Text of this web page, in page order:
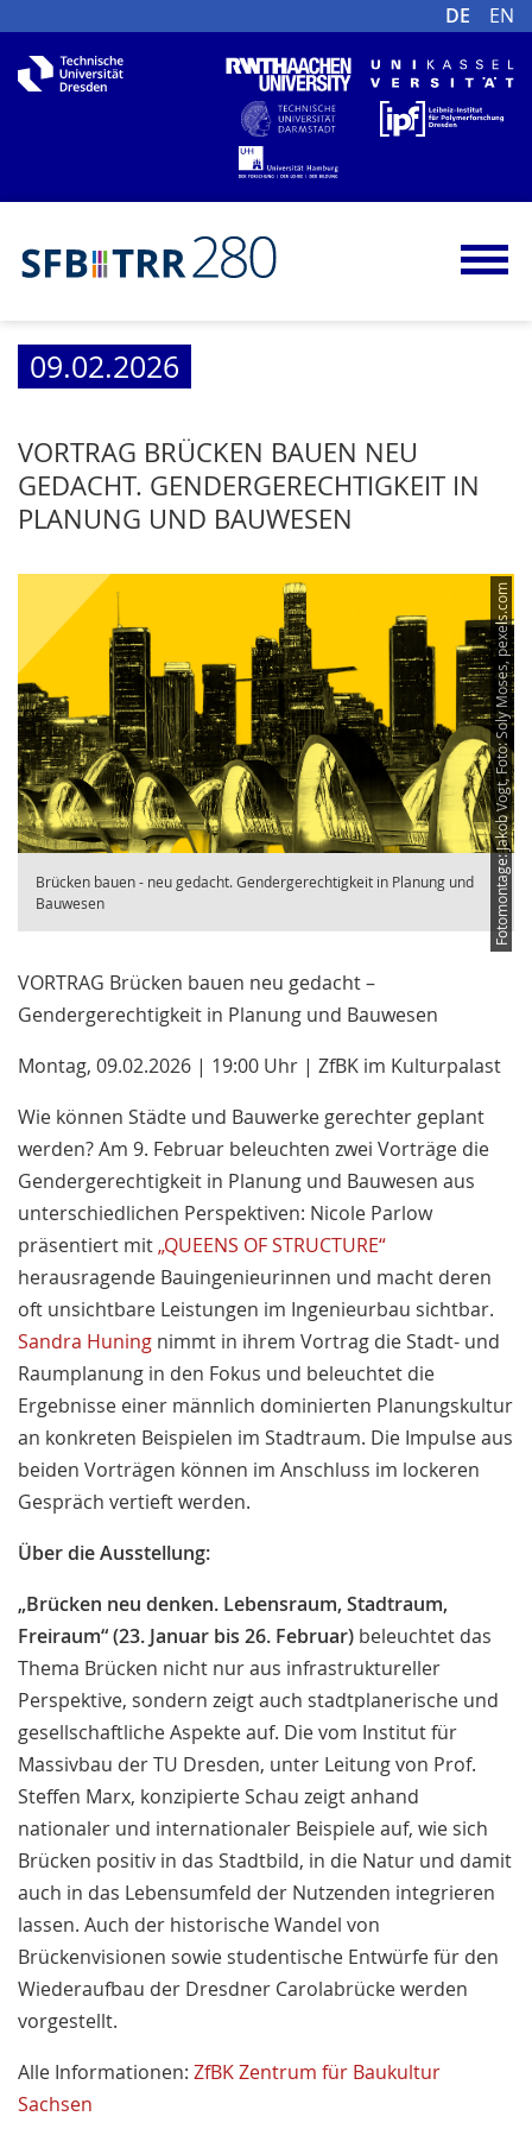
DE EN
09.02.2026
VORTRAG BRÜCKEN BAUEN NEU
GEDACHT. GENDERGERECHTIGKEIT IN
PLANUNG UND BAUWESEN
Fotomontage: Jakob Vogt, Foto: Soly Moses, pexels.com
Brücken bauen - neu gedacht. Gendergerechtigkeit in Planung und
Bauwesen
VORTRAG Brücken bauen neu gedacht –
Gendergerechtigkeit in Planung und Bauwesen
Montag, 09.02.2026 | 19:00 Uhr | ZfBK im Kulturpalast
Wie können Städte und Bauwerke gerechter geplant
werden? Am 9. Februar beleuchten zwei Vorträge die
Gendergerechtigkeit in Planung und Bauwesen aus
unterschiedlichen Perspektiven: Nicole Parlow
präsentiert mit„QUEENS OF STRUCTURE“
herausragende Bauingenieurinnen und macht deren
oft unsichtbare Leistungen im Ingenieurbau sichtbar.
Sandra Huning nimmt in ihrem Vortrag die Stadt- und
Raumplanung in den Fokus und beleuchtet die
Ergebnisse einer männlich dominierten Planungskultur
an konkreten Beispielen im Stadtraum. Die Impulse aus
beiden Vorträgen können im Anschluss im lockeren
Gespräch vertieft werden.
Über die Ausstellung:
„Brücken neu denken. Lebensraum, Stadtraum,
Freiraum“ (23. Januar bis 26. Februar) beleuchtet das
Thema Brücken nicht nur aus infrastruktureller
Perspektive, sondern zeigt auch stadtplanerische und
gesellschaftliche Aspekte auf. Die vom Institut für
Massivbau der TU Dresden, unter Leitung von Prof.
Steffen Marx, konzipierte Schau zeigt anhand
nationaler und internationaler Beispiele auf, wie sich
Brücken positiv in das Stadtbild, in die Natur und damit
auch in das Lebensumfeld der Nutzenden integrieren
lassen. Auch der historische Wandel von
Brückenvisionen sowie studentische Entwürfe für den
Wiederaufbau der Dresdner Carolabrücke werden
vorgestellt.
Alle Informationen: ZfBK Zentrum für Baukultur
Sachsen